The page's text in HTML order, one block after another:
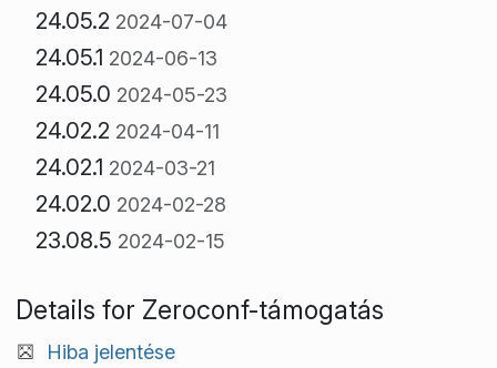
24.05.2 2024-07-04
24.05.1 2024-06-13
24.05.0 2024-05-23
24.02.2 2024-04-11
24.02.1 2024-03-21
24.02.0 2024-02-28
23.08.5 2024-02-15
Details for Zeroconf-támogatás
Hiba jelentése